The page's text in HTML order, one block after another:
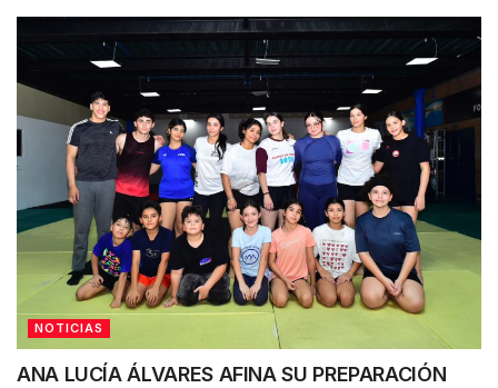
NOTICIAS
ANA LUCÍA ÁLVARES AFINA SU PREPARACIÓN